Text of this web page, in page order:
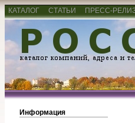
КАТАЛОГ СТАТЬИ ПРЕСС-
Информация